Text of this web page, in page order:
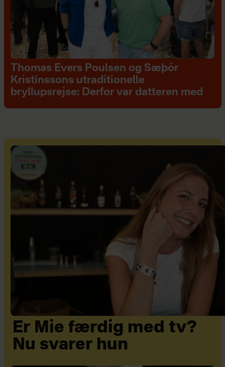
Thomas Evers Poulsen og Sæþór
Kristínssons utraditionelle
bryllupsrejse: Derfor var datteren med
Er Mie færdig med tv?
Nu svarer hun